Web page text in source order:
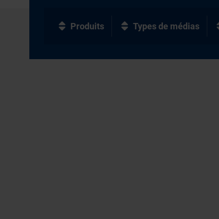
Produits Types de médias